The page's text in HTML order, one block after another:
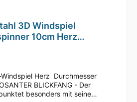
nette Geste für Ihre Liebsten!
3D Windspiel
10cm Herz
Herz Durchmesser
BLICKFANG - Der
besonders mit seinen